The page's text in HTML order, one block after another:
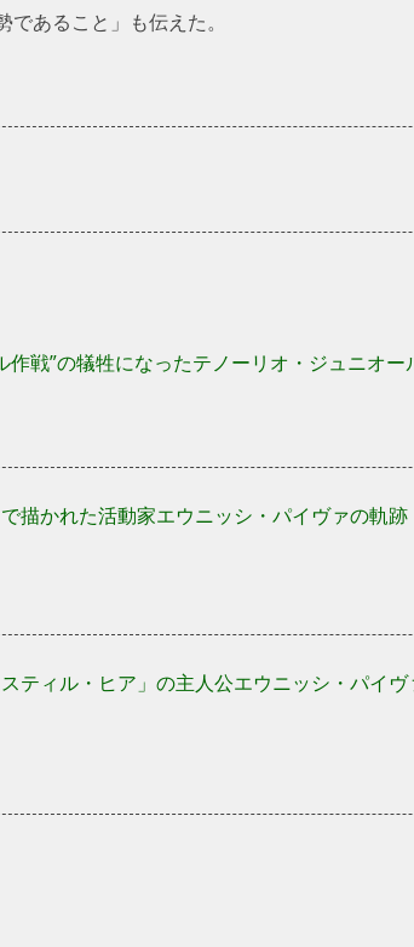
であること」も伝えた。
作戦”の犠牲になったテノーリオ・ジュニオー
描かれた活動家エウニッシ・パイヴァの軌跡
ティル・ヒア」の主人公エウニッシ・パイヴ